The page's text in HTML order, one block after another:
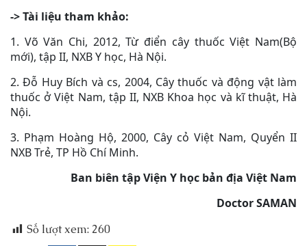
-> Tài liệu tham khảo:
1. Võ Văn Chi, 2012, Từ điển cây thuốc Việt Nam(Bộ
mới), tập II, NXB Y học, Hà Nội.
2. Đỗ Huy Bích và cs, 2004, Cây thuốc và động vật làm
thuốc ở Việt Nam, tập II, NXB Khoa học và kĩ thuật, Hà
Nội.
3. Phạm Hoàng Hộ, 2000, Cây cỏ Việt Nam, Quyển II
NXB Trẻ, TP Hồ Chí Minh.
Ban biên tập Viện Y học bản địa Việt Nam
Doctor SAMAN
Số lượt xem: 260